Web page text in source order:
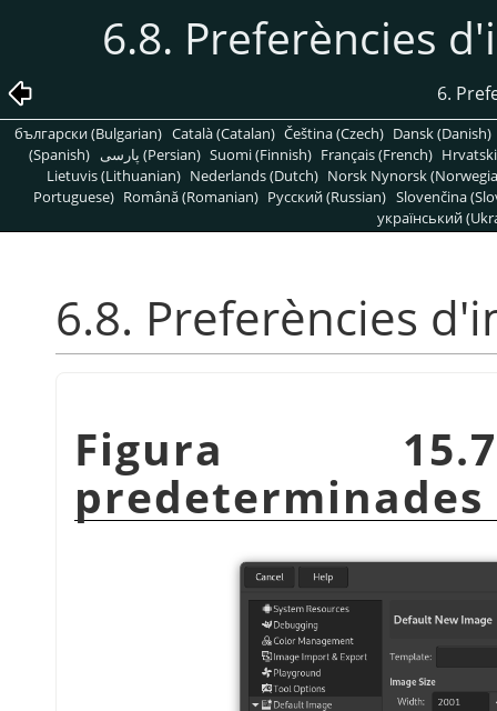
6.8. Preferències
6.
български (Bulgarian) Català (Catalan) Čeština (Czech) Dansk (Danish)
(Spanish)
پارسی (Persian) Suomi (Finnish) Français (French)
Lietuvis (Lithuanian) Nederlands (Dutch) Norsk Nynorsk
Portuguese) Română (Romanian) Pусский (Russian) Slovenčina
український
6.8. Preferències
Figura